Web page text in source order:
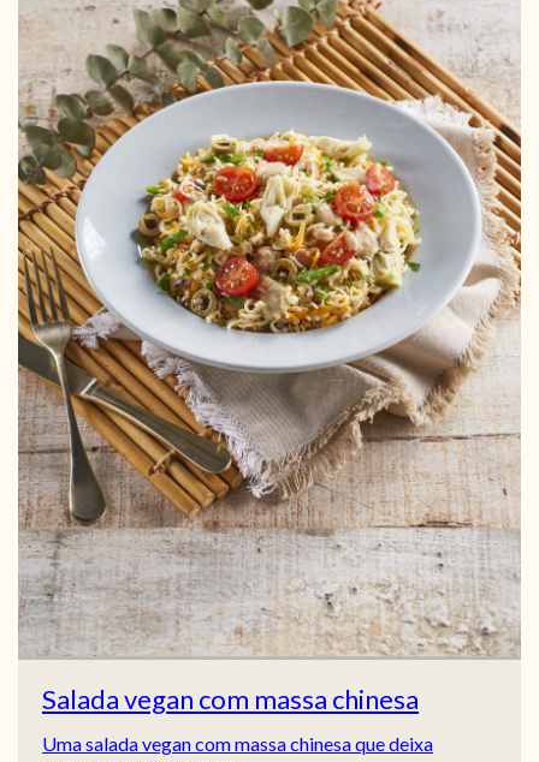
Salada vegan com massa chinesa
Uma salada vegan com massa chinesa que deixa